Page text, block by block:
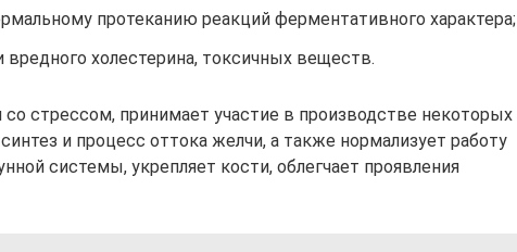
протеканию реакций ферментативного характера;
холестерина, токсичных веществ.
со стрессом, принимает участие в производстве некоторых
и процесс оттока желчи, а также нормализует работу
системы, укрепляет кости, облегчает проявления